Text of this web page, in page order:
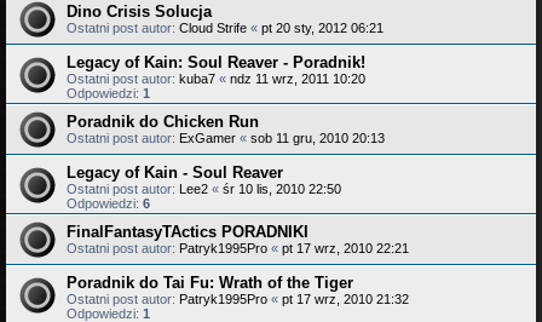
Dino Crisis Solucja
Ostatni post autor: Cloud Strife « pt 20 sty, 2012 06:21
Legacy of Kain: Soul Reaver - Poradnik!
Ostatni post autor: kuba7 « ndz 11 wrz, 2011 10:20
Odpowiedzi: 1
Poradnik do Chicken Run
Ostatni post autor: ExGamer « sob 11 gru, 2010 20:13
Legacy of Kain - Soul Reaver
Ostatni post autor: Lee2 « śr 10 lis, 2010 22:50
Odpowiedzi: 6
FinalFantasyTActics PORADNIKI
Ostatni post autor: Patryk1995Pro « pt 17 wrz, 2010 22:21
Poradnik do Tai Fu: Wrath of the Tiger
Ostatni post autor: Patryk1995Pro « pt 17 wrz, 2010 21:32
Odpowiedzi: 1